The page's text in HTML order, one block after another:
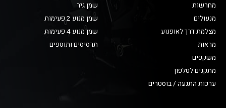
מחרשות
מנעולים
מצלמת דרך לאופנוע
מראות
משקפים
מתקנים לטלפון
ערכות התנעה / בוסטרים
שמן גיר
שמן מנוע 2 פעימות
שמן מנוע 4 פעימות
תרסיסים ותוספים